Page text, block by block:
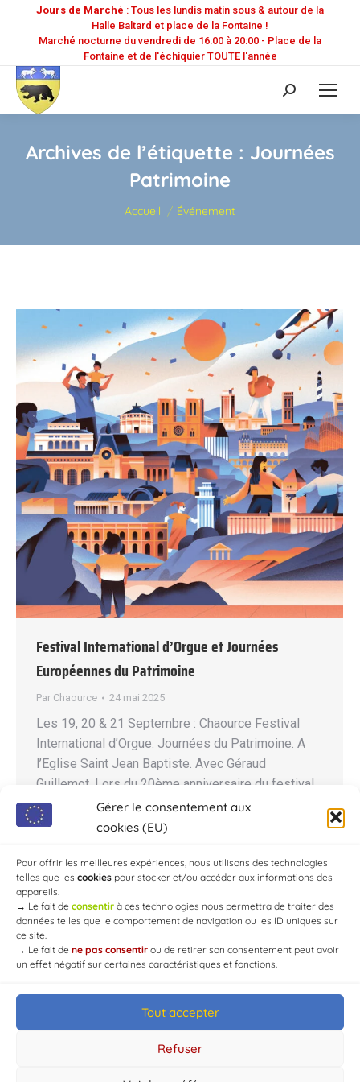
Gérer le consentement aux
cookies (EU)
Pour offrir les meilleures expériences, nous utilisons des technologies
telles que les cookies pour stocker et/ou accéder aux informations des
appareils.
→ Le fait de consentir à ces technologies nous permettra de traiter des
données telles que le comportement de navigation ou les ID uniques sur
ce site.
→ Le fait de ne pas consentir ou de retirer son consentement peut avoir
un effet négatif sur certaines caractéristiques et fonctions.
Tout accepter
Refuser
Jours de Marché : Tous les lundis matin sous & autour de la
Halle Baltard et place de la Fontaine !
Marché nocturne du vendredi de 16:00 à 20:00 - Place de la
Fontaine et de l'échiquier TOUTE l'année
Recherche
:
Archives de l’étiquette : Journées
Patrimoine
Vous êtes ici :
Accueil Événement
Festival International d’Orgue et Journées
Européennes du Patrimoine
Par Chaource 24 mai 2025
Les 19, 20 & 21 Septembre : Chaource Festival
International d’Orgue. Journées du Patrimoine. A
l’Eglise Saint Jean Baptiste. Avec Géraud
Guillemot. Lors du 20ème anniversaire du festival
Point d’orgue et du 333ème anniversaire de l’orgue
de Chaource. Thème de l’édition 2025 : «
en lumière les…
© Mairie de Chaource [2004-2024] | Tous droits réservés.
Developed byWEB3-DESIGN